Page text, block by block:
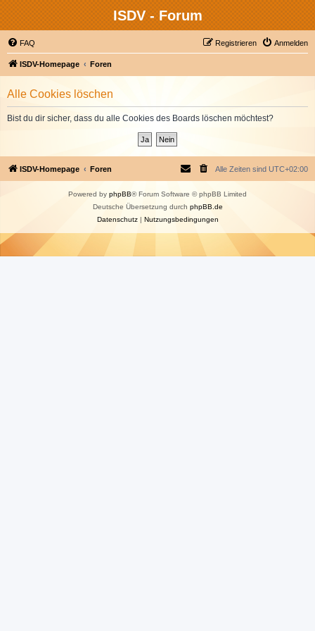
ISDV - Forum
FAQ Anmelden
Registrieren
ISDV-Homepage Foren
Alle Cookies löschen
Bist du dir sicher, dass du alle Cookies des Boards löschen möchtest?
ISDV-Homepage Foren Alle Zeiten sind UTC+02:00
Powered by phpBB® Forum Software © phpBB Limited
Deutsche Übersetzung durch phpBB.de
Datenschutz| Nutzungsbedingungen